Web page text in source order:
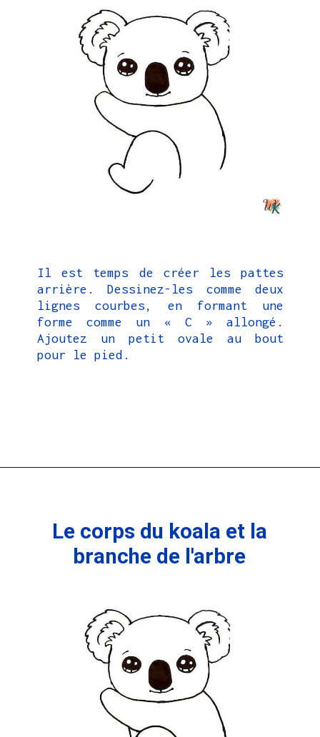
Il est temps de créer les pattes
arrière. Dessinez-les comme deux
lignes courbes, en formant une
forme comme un « C » allongé.
Ajoutez un petit ovale au bout
pour le pied.
Le corps du koala et la
branche de l'arbre